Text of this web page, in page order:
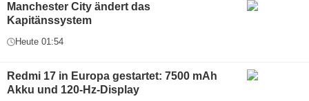
Manchester City ändert das
Kapitänssystem
Heute 01:54
Redmi 17 in Europa gestartet: 7500 mAh
Akku und 120-Hz-Display